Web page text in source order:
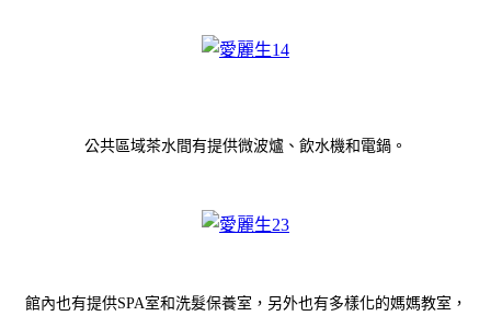
公共區域茶水間有提供微波爐、飲水機和電鍋。
館內也有提供SPA室和洗髮保養室，另外也有多樣化的媽媽教室，